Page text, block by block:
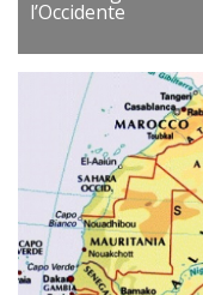
l’Occidente